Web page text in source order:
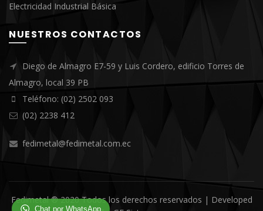
Electricidad Industrial Básica
NUESTROS CONTACTOS
Diego de Almagro E7-59 y Luis Cordero, edificio Torres de
Almagro, local 39 PB
Teléfono: (02) 2502 093
(02) 2238 412
fedimetal@fedimetal.com.ec
Fedimetal ® 2020 Todos los derechos reservados | Developed
Chat por WhatsApp